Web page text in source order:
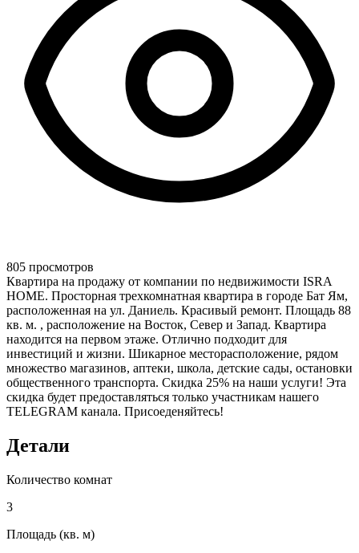
805 просмотров
Квартира на продажу от компании по недвижимости ISRA
HOME. Просторная трехкомнатная квартира в городе Бат Ям,
расположенная на ул. Даниель. Красивый ремонт. Площадь 88
кв. м. , расположение на Восток, Север и Запад. Квартира
находится на первом этаже. Отлично подходит для
инвестиций и жизни. Шикарное месторасположение, рядом
множество магазинов, аптеки, школа, детские сады, остановки
общественного транспорта. Скидка 25% на наши услуги! Эта
скидка будет предоставляться только участникам нашего
TELEGRAM канала. Присоеденяйтесь!
Детали
Количество комнат
3
Площадь (кв. м)